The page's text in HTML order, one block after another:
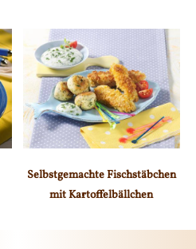
Selbstgemachte Fischstäbchen
mit Kartoffelbällchen